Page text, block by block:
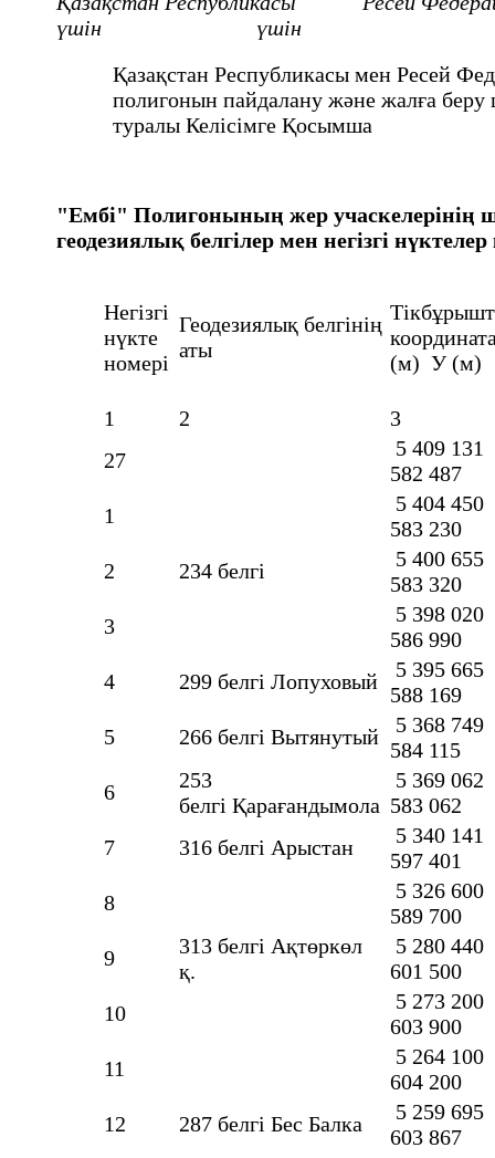
үшін үшін
Қазақстан Республикасы мен Ресей
полигонын пайдалану және жалға беру
туралы Келісімге Қосымша
"Ембі" Полигонының жер учаскелерінің
геодезиялық белгілер мен негізгі нүктелер
Негізгі
нүкте
номері
Геодезиялық белгінің
аты
(м) У (м)
1 2
3
27
5 409 131
582 487
1
5 404 450
583 230
2
234 белгі
5 400 655
583 320
3
5 398 020
586 990
4
299 белгі Лопуховый
5 395 665
588 169
5
266 белгі Вытянутый
5 368 749
584 115
6
253
белгі Қарағандымола
5 369 062
583 062
7
316 белгі Арыстан
5 340 141
597 401
8
5 326 600
589 700
9
313 белгі Ақтөркөл
қ.
5 280 440
601 500
10
5 273 200
603 900
11
5 264 100
604 200
12
287 белгі Бес Балка
5 259 695
603 867